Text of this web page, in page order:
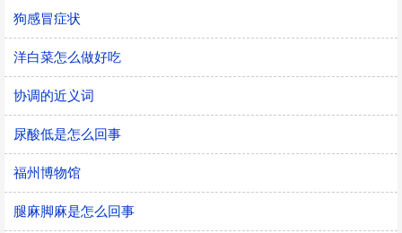
狗感冒症状
洋白菜怎么做好吃
协调的近义词
尿酸低是怎么回事
福州博物馆
腿麻脚麻是怎么回事